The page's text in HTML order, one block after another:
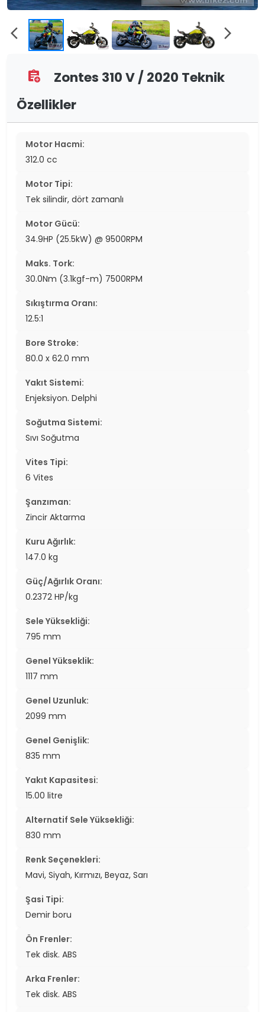
arrow_back_ios arrow_forward_ios
assignment_add
Zontes 310 V / 2020 Teknik
Özellikler
Motor Hacmi:
312.0 cc
Motor Tipi:
Tek silindir, dört zamanlı
Motor Gücü:
34.9HP (25.5kW) @ 9500RPM
Maks. Tork:
30.0Nm (3.1kgf-m) 7500RPM
Sıkıştırma Oranı:
12.5:1
Bore Stroke:
80.0 x 62.0 mm
Yakıt Sistemi:
Enjeksiyon. Delphi
Soğutma Sistemi:
Sıvı Soğutma
Vites Tipi:
6 Vites
Şanzıman:
Zincir Aktarma
Kuru Ağırlık:
147.0 kg
Güç/Ağırlık Oranı:
0.2372 HP/kg
Sele Yüksekliği:
795 mm
Genel Yükseklik:
1117 mm
Genel Uzunluk:
2099 mm
Genel Genişlik:
835 mm
Yakıt Kapasitesi:
15.00 litre
Alternatif Sele Yüksekliği:
830 mm
Renk Seçenekleri:
Mavi, Siyah, Kırmızı, Beyaz, Sarı
Şasi Tipi:
Demir boru
Ön Frenler:
Tek disk. ABS
Arka Frenler:
Tek disk. ABS